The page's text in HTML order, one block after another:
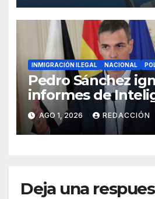
INMIGRACIÓN ILEGAL NACIONAL
Pedro Sánchez
informes de
alertaban de la
Ceuta
AGO 1, 2026 REDACCIÓN
Deja una